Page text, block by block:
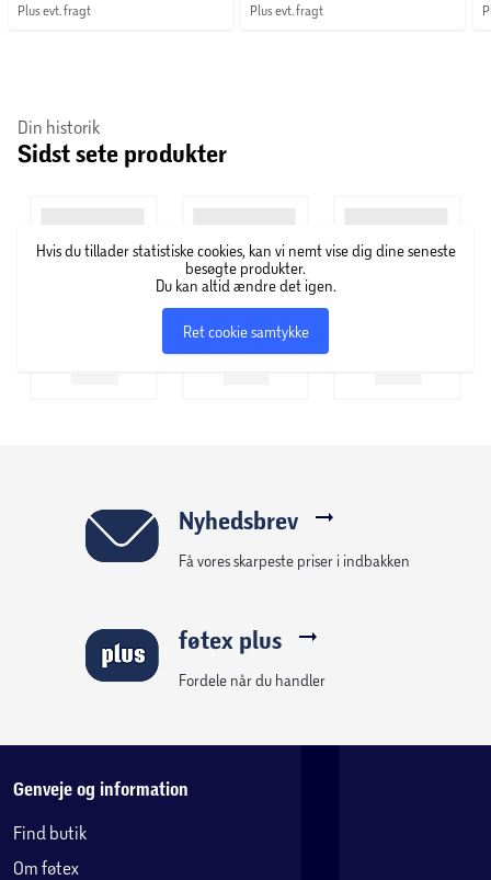
Plus evt. fragt Plus evt. fragt
Din historik
Sidst sete produkter
Hvis du tillader statistiske cookies, kan vi nemt vise dig dine seneste
besøgte produkter.
Du kan altid ændre det igen.
Ret cookie samtykke
Nyhedsbrev
Få vores skarpeste priser i indbakken
føtex plus
Fordele når du handler
Genveje og information
Find butik
Om føtex